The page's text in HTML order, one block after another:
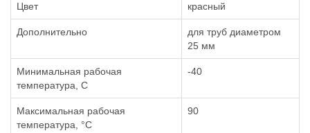
Цвет красный
Дополнительно
для труб диаметром
25 мм
Минимальная рабочая
температура, С
-40
Максимальная рабочая
температура, °С
90